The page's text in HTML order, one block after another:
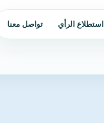
استطلاع الرأي تواصل معنا